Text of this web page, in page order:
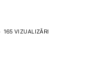
165 VIZUALIZĂRI